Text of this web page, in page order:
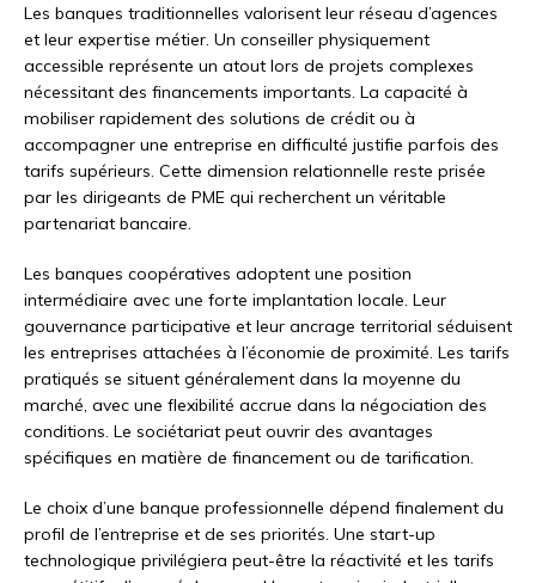
Les banques traditionnelles valorisent leur réseau d’agences
et leur expertise métier. Un conseiller physiquement
accessible représente un atout lors de projets complexes
nécessitant des financements importants. La capacité à
mobiliser rapidement des solutions de crédit ou à
accompagner une entreprise en difficulté justifie parfois des
tarifs supérieurs. Cette dimension relationnelle reste prisée
par les dirigeants de PME qui recherchent un véritable
partenariat bancaire.
Les banques coopératives adoptent une position
intermédiaire avec une forte implantation locale. Leur
gouvernance participative et leur ancrage territorial séduisent
les entreprises attachées à l’économie de proximité. Les tarifs
pratiqués se situent généralement dans la moyenne du
marché, avec une flexibilité accrue dans la négociation des
conditions. Le sociétariat peut ouvrir des avantages
spécifiques en matière de financement ou de tarification.
Le choix d’une banque professionnelle dépend finalement du
profil de l’entreprise et de ses priorités. Une start-up
technologique privilégiera peut-être la réactivité et les tarifs